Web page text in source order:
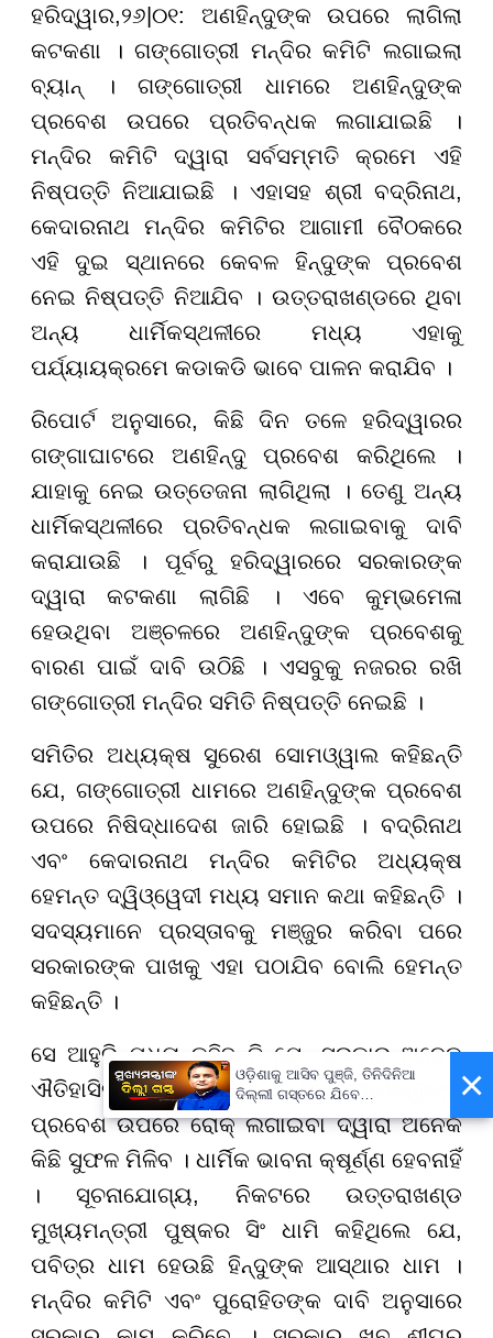
ହରିଦ୍ୱାର,୨୬|୦୧: ଅଣହିନ୍ଦୁଙ୍କ ଉପରେ ଲାଗିଲା
କଟକଣା । ଗଙ୍ଗୋତ୍ରୀ ମନ୍ଦିର କମିଟି ଲଗାଇଲା
ବ୍ୟାନ୍ । ଗଙ୍ଗୋତ୍ରୀ ଧାମରେ ଅଣହିନ୍ଦୁଙ୍କ
ପ୍ରବେଶ ଉପରେ ପ୍ରତିବନ୍ଧକ ଲଗାଯାଇଛି ।
ମନ୍ଦିର କମିଟି ଦ୍ୱାରା ସର୍ବସମ୍ମତି କ୍ରମେ ଏହି
ନିଷ୍ପତ୍ତି ନିଆଯାଇଛି । ଏହାସହ ଶ୍ରୀ ବଦ୍ରିନାଥ,
କେଦାରନାଥ ମନ୍ଦିର କମିଟିର ଆଗାମୀ ବୈଠକରେ
ଏହି ଦୁଇ ସ୍ଥାନରେ କେବଳ ହିନ୍ଦୁଙ୍କ ପ୍ରବେଶ
ନେଇ ନିଷ୍ପତ୍ତି ନିଆଯିବ । ଉତ୍ତରାଖଣ୍ଡରେ ଥିବା
ଅନ୍ୟ ଧାର୍ମିକସ୍ଥଳୀରେ ମଧ୍ୟ ଏହାକୁ
ପର୍ଯ୍ୟାୟକ୍ରମେ କଡାକଡି ଭାବେ ପାଳନ କରାଯିବ ।
ରିପୋର୍ଟ ଅନୁସାରେ, କିଛି ଦିନ ତଳେ ହରିଦ୍ୱାରର
ଗଙ୍ଗାଘାଟରେ ଅଣହିନ୍ଦୁ ପ୍ରବେଶ କରିଥିଲେ ।
ଯାହାକୁ ନେଇ ଉତ୍ତେଜନା ଲାଗିଥିଲା । ତେଣୁ ଅନ୍ୟ
ଧାର୍ମିକସ୍ଥଳୀରେ ପ୍ରତିବନ୍ଧକ ଲଗାଇବାକୁ ଦାବି
କରାଯାଉଛି । ପୂର୍ବରୁ ହରିଦ୍ୱାରରେ ସରକାରଙ୍କ
ଦ୍ୱାରା କଟକଣା ଲାଗିଛି । ଏବେ କୁମ୍ଭମେଳା
ହେଉଥିବା ଅଞ୍ଚଳରେ ଅଣହିନ୍ଦୁଙ୍କ ପ୍ରବେଶକୁ
ବାରଣ ପାଇଁ ଦାବି ଉଠିଛି । ଏସବୁକୁ ନଜରର ରଖି
ଗଙ୍ଗୋତ୍ରୀ ମନ୍ଦିର ସମିତି ନିଷ୍ପତ୍ତି ନେଇଛି ।
ସମିତିର ଅଧ୍ୟକ୍ଷ ସୁରେଶ ସୋମଓ୍ୱାଲ କହିଛନ୍ତି
ଯେ, ଗଙ୍ଗୋତ୍ରୀ ଧାମରେ ଅଣହିନ୍ଦୁଙ୍କ ପ୍ରବେଶ
ଉପରେ ନିଷିଦ୍ଧାଦେଶ ଜାରି ହୋଇଛି । ବଦ୍ରିନାଥ
ଏବଂ କେଦାରନାଥ ମନ୍ଦିର କମିଟିର ଅଧ୍ୟକ୍ଷ
ହେମନ୍ତ ଦ୍ୱିଓ୍ୱେଦୀ ମଧ୍ୟ ସମାନ କଥା କହିଛନ୍ତି ।
ସଦସ୍ୟମାନେ ପ୍ରସ୍ତାବକୁ ମଞ୍ଜୁର କରିବା ପରେ
ସରକାରଙ୍କ ପାଖକୁ ଏହା ପଠାଯିବ ବୋଲି ହେମନ୍ତ
କହିଛନ୍ତି ।
ସେ ଆହୁରି ମଧ୍ୟ କହିଛନ୍ତି ଯେ, ସରକାର ଅନେକ
ଐତିହାସିକ ନିଷ୍ପତ୍ତି ନେଇଛନ୍ତି । ଅଣହିନ୍ଦୁଙ୍କ
ପ୍ରବେଶ ଉପରେ ରୋକ୍ ଲଗାଇବା ଦ୍ୱାରା ଅନେକ
କିଛି ସୁଫଳ ମିଳିବ । ଧାର୍ମିକ ଭାବନା କ୍ଷୂର୍ଣ୍ଣ ହେବନାହିଁ
। ସୂଚନାଯୋଗ୍ୟ, ନିକଟରେ ଉତ୍ତରାଖଣ୍ଡ
ମୁଖ୍ୟମନ୍ତ୍ରୀ ପୁଷ୍କର ସିଂ ଧାମି କହିଥିଲେ ଯେ,
ପବିତ୍ର ଧାମ ହେଉଛି ହିନ୍ଦୁଙ୍କ ଆସ୍ଥାର ଧାମ ।
ମନ୍ଦିର କମିଟି ଏବଂ ପୁରୋହିତଙ୍କ ଦାବି ଅନୁସାରେ
×
ଓଡ଼ିଶାକୁ ଆସିବ ପୁଞ୍ଜି, ତିନିଦିନିଆ
ଦିଲ୍ଲୀ ଗସ୍ତରେ ଯିବେ
ମୁଖ୍ୟମନ୍ତ୍ରୀ ମୋହନ ମାଝୀ